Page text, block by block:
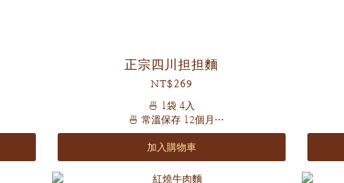
正宗四川担担麵
NT$269
🍜 1袋 4入
🍜 常溫保存 12個月
🍜 全素
🍜 辣度 🌶️🌶️🌶️（怕辣者斟酌食用喔）
獨特細磨芝麻粉，嚴選青紅花椒
加入購物車